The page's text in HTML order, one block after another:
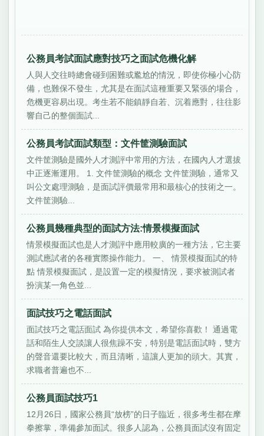
公務員考試面試應對技巧之面試危機化解
人與人交往時總會碰到困難或尷尬的情況，即使你極小心防
備，也難保不發生，尤其是在面試這種重要又緊張的場合，
危機更容易出現。考生若不能鎮靜自若、沉着應對，往往影
響自己的整個面試...
公務員考試面試類型：文件筐測驗面試
文件筐測驗是國外人才測評中常用的方法，在國內人才選拔
中正逐漸運用。 1. 文件筐測驗的概念 文件筐測驗，通常又
叫公文處理測驗，是面試評價最常用和最核心的技術之一。
文件筐測驗...
公務員幾種典型的面試方法:情景模擬面試
情景模擬面試也是人才測評中應用較廣的一種方法，它主要
測試應試者的各種實際操作能力。 一、 情景模擬面試的特
點 情景模擬面試，是設置一定的模擬情況，要求被測試者
扮演某一角色並...
面試技巧之電話面試
面試技巧之電話面試 為你提供本文，希望你喜歡！ 通過電
話和陌生人交談讓人很焦躁不安，特別是電話面試時，雙方
的聲音還要比較大，而且清晰，這讓人更加的頭大。其實，
求職者普遍也不...
公務員面試技巧1
12月26日，國家公務員“放榜”的日子臨近，很多考生都在摩
拳擦掌，準備參加面試。很多人認為，公務員面試沒有固定